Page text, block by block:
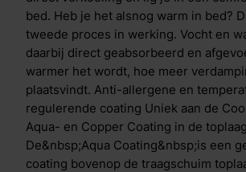
waardoor ze worden vernietigd. Zo
dankzij deze gepatenteerde
Verschil Cool Motion 3 & Cool Motion
Motion 3 en Cool Motion 4 matrassen
dezelfde opbouw, de matrassen
de Clima Support laag en de
Cool Motion 3 heeft een zachte
terwijl de Cool Motion 4 een stevige
toplaag heeft.
bed. Heb je het alsnog warm in bed?
tweede proces in werking. Vocht en
daarbij direct geabsorbeerd en
warmer het wordt, hoe meer
plaatsvindt. Anti-allergene en
regulerende coating Uniek aan de
Aqua- en Copper Coating in de
De&nbsp;Aqua Coating&nbsp;is een
coating bovenop de traagschuim